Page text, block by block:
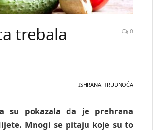
trebala
0
ISHRANA, TRUDNOĆA
su pokazala da je prehrana
Mnogi se pitaju koje su to